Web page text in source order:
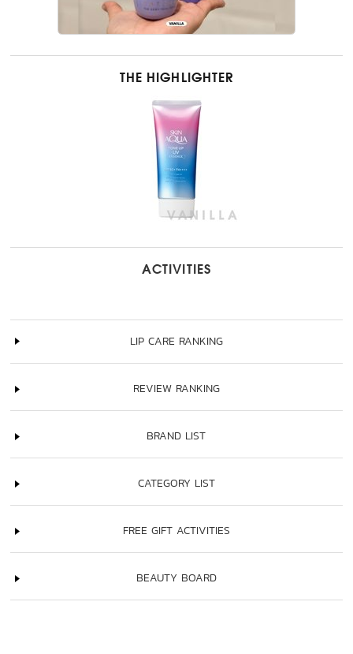
THE HIGHLIGHTER
ACTIVITIES
LIP CARE RANKING
REVIEW RANKING
BRAND LIST
CATEGORY LIST
FREE GIFT ACTIVITIES
BEAUTY BOARD